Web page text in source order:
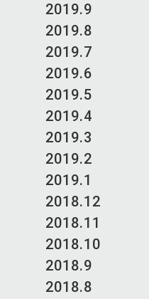
2019.9
2019.8
2019.7
2019.6
2019.5
2019.4
2019.3
2019.2
2019.1
2018.12
2018.11
2018.10
2018.9
2018.8